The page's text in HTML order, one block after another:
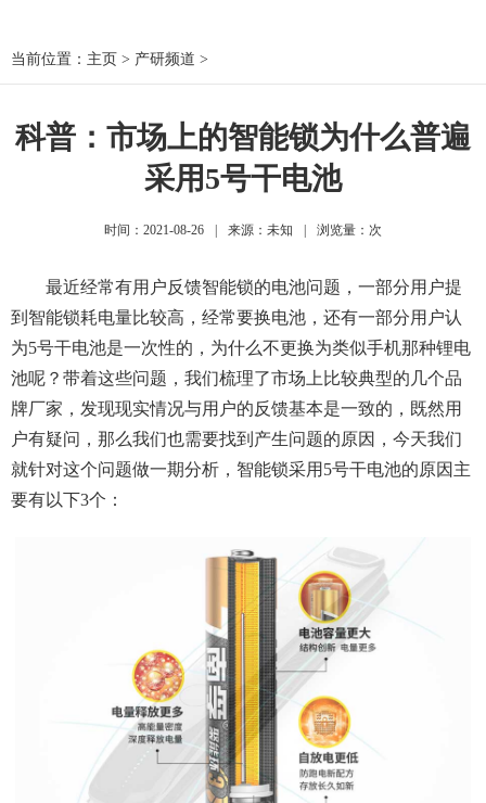
关于我们
锁信通
当前位置： 主页 > 产研频道 >
科普：市场上的智能锁为什么普遍
采用5号干电池
时间：2021-08-26 来源：未知 浏览量： 次
最近经常有用户反馈智能锁的电池问题，一部分用户提
到智能锁耗电量比较高，经常要换电池，还有一部分用户认
为5号干电池是一次性的，为什么不更换为类似手机那种锂电
池呢？带着这些问题，我们梳理了市场上比较典型的几个品
牌厂家，发现现实情况与用户的反馈基本是一致的，既然用
户有疑问，那么我们也需要找到产生问题的原因，今天我们
就针对这个问题做一期分析，智能锁采用5号干电池的原因主
要有以下3个：